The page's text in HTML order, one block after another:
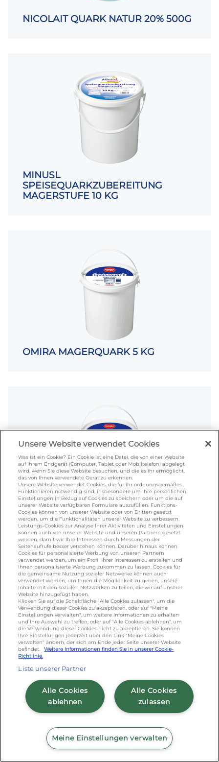
NICOLAIT QUARK NATUR 20% 500G
MINUSL
SPEISEQUARKZUBEREITUNG
MAGERSTUFE 10 KG
OMIRA MAGERQUARK 5 KG
OMIRA MAGERQUARK 10KG
MINUSL
SPEISEQUARKZUBEREITUNG
MAGERSTUFE 5KG
Unsere Website verwendet Cookies
Was ist ein Cookie? Ein Cookie ist eine Datei, die von einer Website
auf Ihrem Endgerät (Computer, Tablet oder Mobiltelefon) abgelegt
wird, wenn Sie diese Website besuchen, und die es ihr ermöglicht,
das von Ihnen verwendete Gerät zu erkennen.
Unsere Website verwendet Cookies, die für ihr ordnungsgemäßes
Funktionieren notwendig sind, insbesondere um Ihre persönlichen
Einstellungen in Bezug auf Cookies zu speichern oder um die auf
unserer Website verfügbaren Formulare auszufüllen. Funktions-
Cookies können von unserer Website oder von Dritten gesetzt
werden, um die Funktionalitäten unserer Website zu verbessern.
Leistungs-Cookies zur Analyse Ihrer Aktivitäten und Einstellungen
können auch von unserer Website und unseren Partnern gesetzt
werden, damit wir Ihre Interessen durch Messungen der
Seitenaufrufe besser verstehen können. Darüber hinaus können
Cookies für personalisierte Werbung von unseren Partnern
verwendet werden, um ein Profil Ihrer Interessen zu erstellen und
Ihnen personalisierte Werbung zukommen zu lassen. Cookies für
die gemeinsame Nutzung sozialer Netzwerke können auch
verwendet werden, um Ihnen die Möglichkeit zu geben, unsere
Inhalte mit den sozialen Netzwerken zu teilen, die wir auf unserer
Website hinzugefügt haben.
Klicken Sie auf die Schaltfläche "Alle Cookies zulassen", um die
Verwendung dieser Cookies zu akzeptieren, oder auf "Meine
Einstellungen verwalten", um weitere Informationen zu erhalten
und Ihre Auswahl zu treffen, oder auf "Alle Cookies ablehnen", um
die Verwendung dieser Cookies nicht zu akzeptieren. Sie können
Ihre Einstellungen jederzeit über den Link "Meine Cookies
verwalten" ändern, der sich am Ende jeder Seite unserer Website
befindet.
Weitere Informationen finden Sie in unserer Cookie-
Richtlinie.
Liste unserer Partner
Alle Cookies
zulassen
Alle Cookies
ablehnen
Meine Einstellungen verwalten